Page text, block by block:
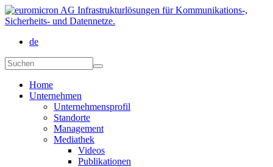
Direkt zum Inhalt
de
Home
Unternehmen
Unternehmensprofil
Standorte
Management
Mediathek
Videos
Publikationen